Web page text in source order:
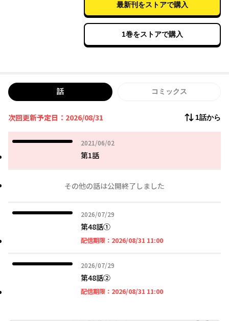
最新刊をストアで購入
1巻をストアで購入
話 コミックス
次回更新予定日：2026/08/31 1話から
2021/06/02
2021年06月02日
第1話
その他の話は公開終了しました
2026/07/29
2026年07月29日
第48話①
配信期限： 2026/08/31 11:002026年08月31日 11時
2026/07/29
2026年07月29日
第48話➁
配信期限： 2026/08/31 11:002026年08月31日 11時